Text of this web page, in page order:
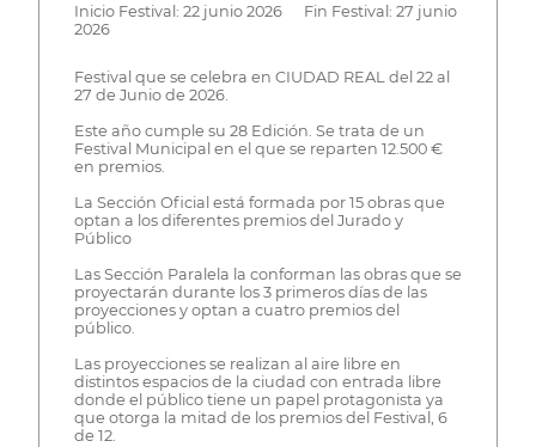
Inicio Festival: 22 junio 2026 Fin Festival: 27 junio
2026
Festival que se celebra en CIUDAD REAL del 22 al
27 de Junio de 2026.
Este año cumple su 28 Edición. Se trata de un
Festival Municipal en el que se reparten 12.500 €
en premios.
La Sección Oficial está formada por 15 obras que
optan a los diferentes premios del Jurado y
Público
Las Sección Paralela la conforman las obras que se
proyectarán durante los 3 primeros días de las
proyecciones y optan a cuatro premios del
público.
Las proyecciones se realizan al aire libre en
distintos espacios de la ciudad con entrada libre
donde el público tiene un papel protagonista ya
que otorga la mitad de los premios del Festival, 6
de 12.